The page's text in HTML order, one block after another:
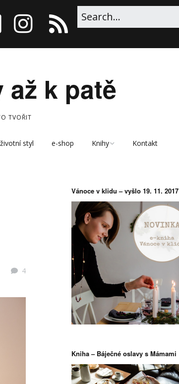
až k patě
TVOŘIT
životní styl e-shop Knihy
Vánoce v klidu a
recenze
Kontakt
4
Vánoce v klidu – vyšlo 19. 11. 2017
Kniha – Báječné oslavy s Mámami